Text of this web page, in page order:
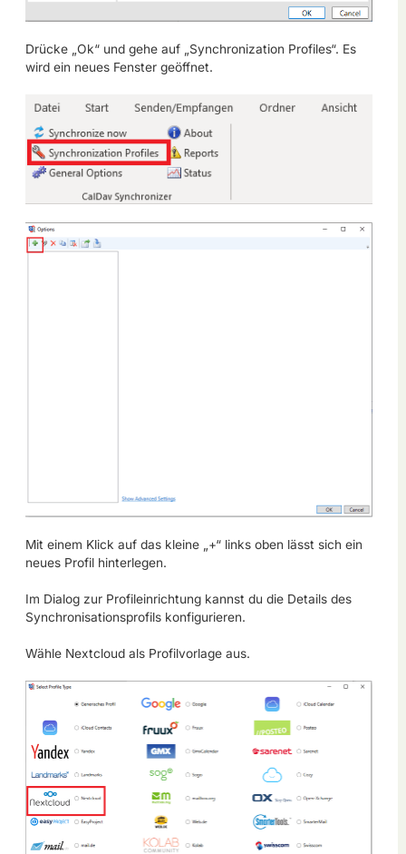
Drücke „Ok“ und gehe auf „Synchronization Profiles“. Es
wird ein neues Fenster geöffnet.
Mit einem Klick auf das kleine „+“ links oben lässt sich ein
neues Profil hinterlegen.
Im Dialog zur Profileinrichtung kannst du die Details des
Synchronisationsprofils konfigurieren.
Wähle Nextcloud als Profilvorlage aus.